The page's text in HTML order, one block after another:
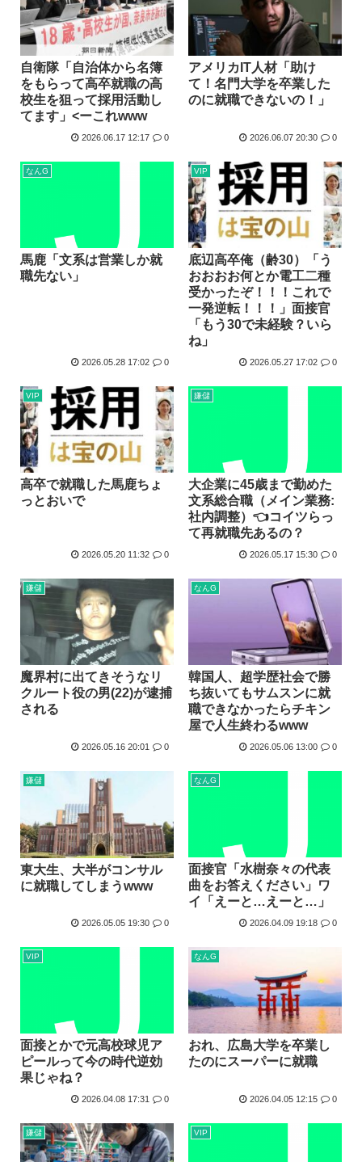
自衛隊「自治体から名簿
をもらって高卒就職の高
校生を狙って採用活動し
てます」<ーこれwww
2026.06.17 12:17 0
アメリカIT人材「助け
て！名門大学を卒業した
のに就職できないの！」
2026.06.07 20:30 0
なんG
馬鹿「文系は営業しか就
職先ない」
2026.05.28 17:02 0
VIP
底辺高卒俺（齢30）「う
おおおお何とか電工二種
受かったぞ！！！これで
一発逆転！！！」面接官
「もう30で未経験？いら
ね」
2026.05.27 17:02 0
VIP
高卒で就職した馬鹿ちょ
っとおいで
2026.05.20 11:32 0
嫌儲
大企業に45歳まで勤めた
文系総合職（メイン業務:
社内調整）👈コイツらっ
て再就職先あるの？
2026.05.17 15:30 0
嫌儲
魔界村に出てきそうなリ
クルート役の男(22)が逮捕
される
2026.05.16 20:01 0
なんG
韓国人、超学歴社会で勝
ち抜いてもサムスンに就
職できなかったらチキン
屋で人生終わるwww
2026.05.06 13:00 0
嫌儲
東大生、大半がコンサル
に就職してしまうwww
2026.05.05 19:30 0
なんG
面接官「水樹奈々の代表
曲をお答えください」ワ
イ「えーと…えーと…」
2026.04.09 19:18 0
VIP
面接とかで元高校球児ア
ピールって今の時代逆効
果じゃね？
2026.04.08 17:31 0
なんG
おれ、広島大学を卒業し
たのにスーパーに就職
2026.04.05 12:15 0
嫌儲 VIP